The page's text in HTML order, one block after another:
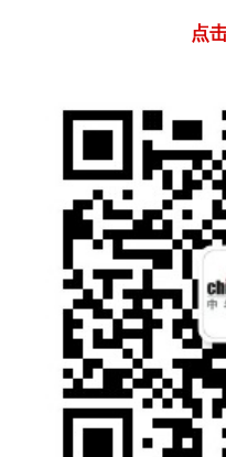
华、绅宝、马自达
萨斯奔驰GLC车型
O的刹车片，菲罗
守护每一辆车，每
点